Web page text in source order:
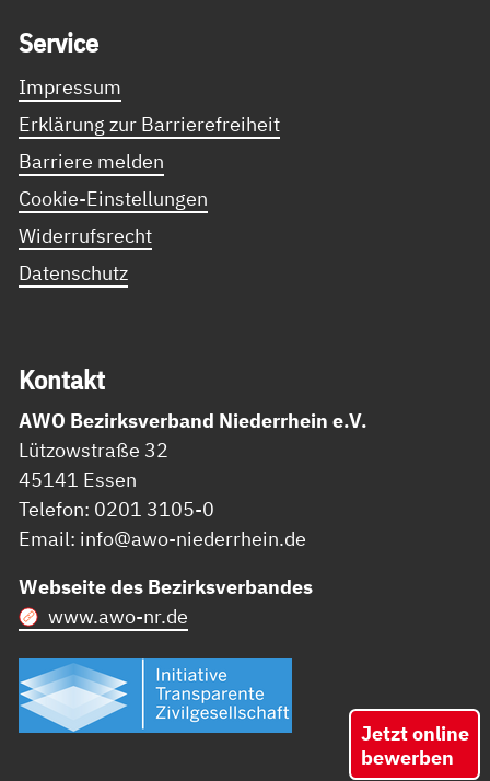
Jetzt online
bewerben
Ser­vice
Impressum
Erklärung zur Barrierefreiheit
Barriere melden
Cookie-Einstellungen
Widerrufsrecht
Datenschutz
Kon­takt
AWO Bezirksverband Niederrhein e.V.
Lützowstraße 32
45141 Essen
Telefon: 0201 3105-0
Email: info@awo-niederrhein.de
Webseite des Bezirksverbandes
www.awo-nr.de